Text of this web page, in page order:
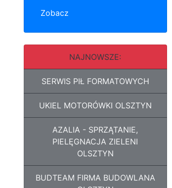
Zobacz
NAJNOWSZE:
SERWIS PIŁ FORMATOWYCH
UKIEL MOTORÓWKI OLSZTYN
AZALIA - SPRZĄTANIE,
PIELĘGNACJA ZIELENI
OLSZTYN
BUDTEAM FIRMA BUDOWLANA